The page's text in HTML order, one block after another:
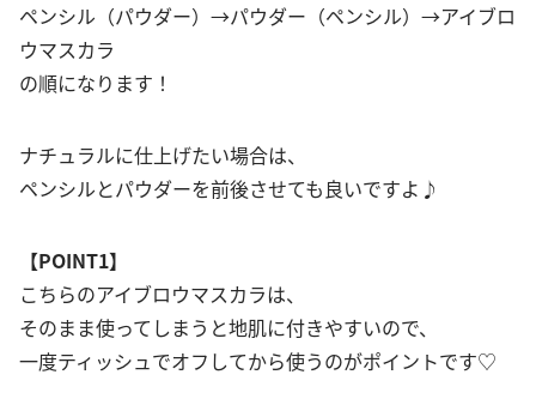
ペンシル（パウダー）→パウダー（ペンシル）→アイブロ
ウマスカラ
の順になります！
ナチュラルに仕上げたい場合は、
ペンシルとパウダーを前後させても良いですよ♪
【POINT1】
こちらのアイブロウマスカラは、
そのまま使ってしまうと地肌に付きやすいので、
一度ティッシュでオフしてから使うのがポイントです♡